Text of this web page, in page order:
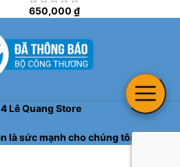
650,000 ₫
Lê Quang Store
là sức mạnh cho chúng tôi!